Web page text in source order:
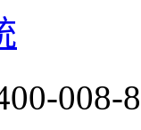
008-